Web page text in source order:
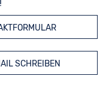
SCHREIBEN